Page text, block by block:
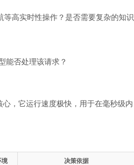
等高实时性操作？是否需要复杂的知识
能否处理该请求？
，它运行速度极快，用于在毫秒级内
境 决策依据